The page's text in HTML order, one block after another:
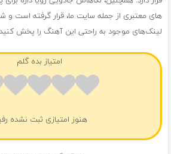
های معتبری از جمله سایت ما، قرار گرفته است و
لینک‌های موجود به راحتی این آهنگ را پخش
امتیاز بده گلم
هنوز امتیازی ثبت نشده